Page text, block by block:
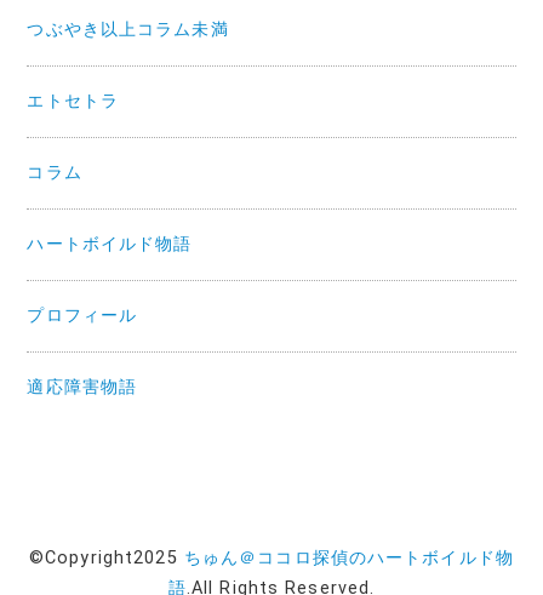
つぶやき以上コラム未満
エトセトラ
コラム
ハートボイルド物語
プロフィール
適応障害物語
©Copyright2025 ちゅん＠ココロ探偵のハートボイルド物
語.All Rights Reserved.